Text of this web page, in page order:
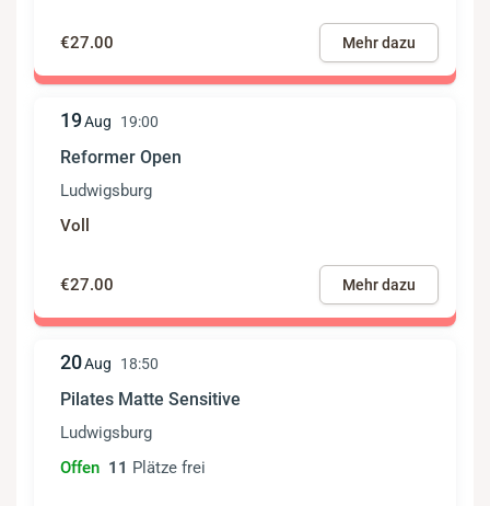
€27.00 Mehr dazu
19Aug 19:00
Reformer Open
Ludwigsburg
Voll
€27.00 Mehr dazu
20Aug 18:50
Pilates Matte Sensitive
Ludwigsburg
Offen 11 Plätze frei